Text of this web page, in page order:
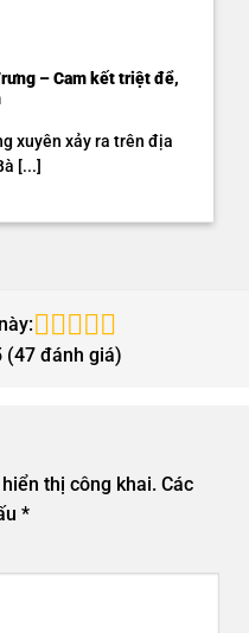
– Cam kết triệt để,
xuyên xảy ra trên địa
[...]
(47đánh giá)
thị công khai. Các
*